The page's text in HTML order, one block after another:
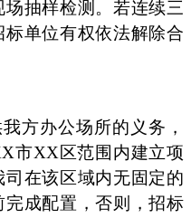
抽样检测。若连续三
单位有权依法解除合
方办公场所的义务，
市XX区范围内建立项
在该区域内无固定的
完成配置，否则，招标